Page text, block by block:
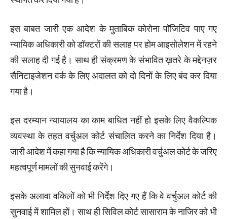
इस बाबत जारी एक आदेश के मुताबिक कोरोना पॉजिटिव पाए गए
न्यायिक अधिकारी को डॉक्टरों की सलाह पर होम आइसोलेशन में रहने
की सलाह दी गई है। साथ ही संक्रमण के संभावित ख़तरे के मद्देनज़र
सैनिटाइजेशन वर्क के लिए अदालत को दो दिनों के लिए बंद कर दिया
गया है।
इस दरम्यान न्यायालय का काम बाधित नहीं हो इसके लिए वैकल्पिक
व्यवस्था के तहत वर्चुअल कोर्ट संचालित करने का निर्देश दिया है।
जारी आदेश में कहा गया है कि न्यायिक अधिकारी वर्चुअल कोर्ट के जरिए
महत्वपूर्ण मामलों की सुनवाई करेंगे।
इसके अलावा वकिलों को भी निर्देश दिए गए हैं कि वे वर्चुअल कोर्ट की
सुनवाई में शामिल हों। साथ ही सिविल कोर्ट सासाराम के नाजिर को भी